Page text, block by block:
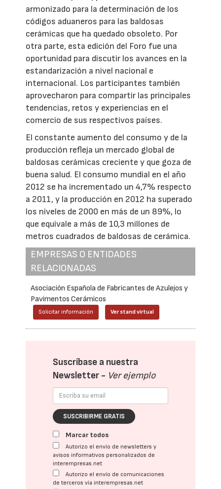
armonizado para la determinación de los
códigos aduaneros para las baldosas
cerámicas que ha quedado obsoleto. Por
otra parte, esta edición del Foro fue una
oportunidad para discutir los avances en la
estandarización a nivel nacional e
internacional. Los participantes también
aprovecharon para compartir las principales
tendencias, retos y experiencias en el
comercio de sus respectivos países.
El constante aumento del consumo y de la
producción refleja un mercado global de
baldosas cerámicas creciente y que goza de
buena salud. El consumo mundial en el año
2012 se ha incrementado un 4,7% respecto
a 2011, y la producción en 2012 ha superado
los niveles de 2000 en más de un 89%, lo
que equivale a más de 10,3 millones de
metros cuadrados de baldosas de cerámica.
EMPRESAS O ENTIDADES
RELACIONADAS
Asociación Española de Fabricantes de Azulejos y
Pavimentos Cerámicos
Solicitar información Ver stand virtual
Suscríbase a nuestra
Newsletter - Ver ejemplo
SUSCRIBIRME GRATIS
Marcar todos
Autorizo el envío de newsletters y
avisos informativos personalizados de
interempresas.net
Autorizo el envío de comunicaciones
de terceros vía interempresas.net